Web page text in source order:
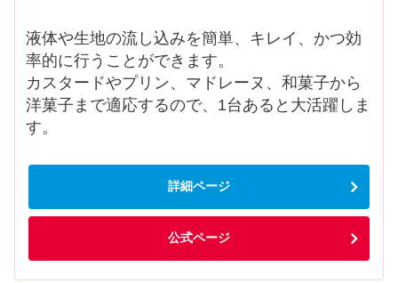
液体や生地の流し込みを簡単、キレイ、かつ効
率的に行うことができます。
カスタードやプリン、マドレーヌ、和菓子から
洋菓子まで適応するので、1台あると大活躍しま
す。
詳細ページ
公式ページ